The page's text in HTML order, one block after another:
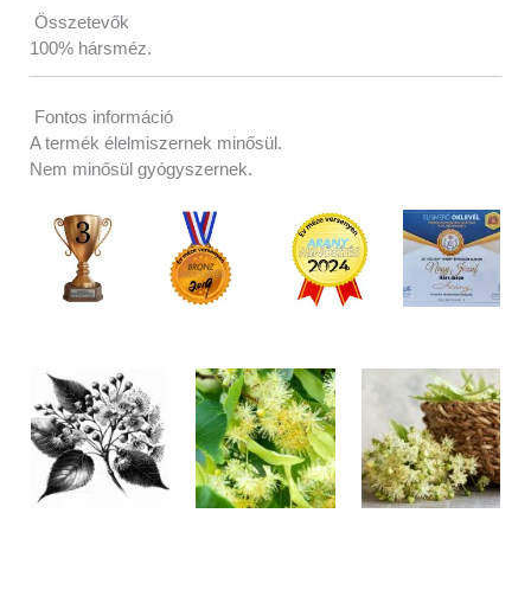
Összetevők
100% hársméz.
Fontos információ
A termék élelmiszernek minősül.
Nem minősül gyógyszernek.